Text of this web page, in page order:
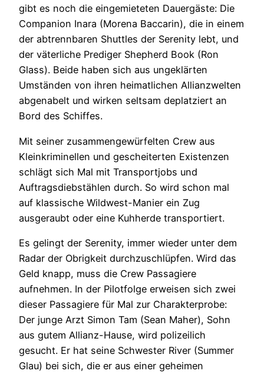
gibt es noch die eingemieteten Dauergäste: Die
Companion Inara (Morena Baccarin), die in einem
der abtrennbaren Shuttles der Serenity lebt, und
der väterliche Prediger Shepherd Book (Ron
Glass). Beide haben sich aus ungeklärten
Umständen von ihren heimatlichen Allianzwelten
abgenabelt und wirken seltsam deplatziert an
Bord des Schiffes.
Mit seiner zusammengewürfelten Crew aus
Kleinkriminellen und gescheiterten Existenzen
schlägt sich Mal mit Transportjobs und
Auftragsdiebstählen durch. So wird schon mal
auf klassische Wildwest-Manier ein Zug
ausgeraubt oder eine Kuhherde transportiert.
Es gelingt der Serenity, immer wieder unter dem
Radar der Obrigkeit durchzuschlüpfen. Wird das
Geld knapp, muss die Crew Passagiere
aufnehmen. In der Pilotfolge erweisen sich zwei
dieser Passagiere für Mal zur Charakterprobe:
Der junge Arzt Simon Tam (Sean Maher), Sohn
aus gutem Allianz-Hause, wird polizeilich
gesucht. Er hat seine Schwester River (Summer
Glau) bei sich, die er aus einer geheimen